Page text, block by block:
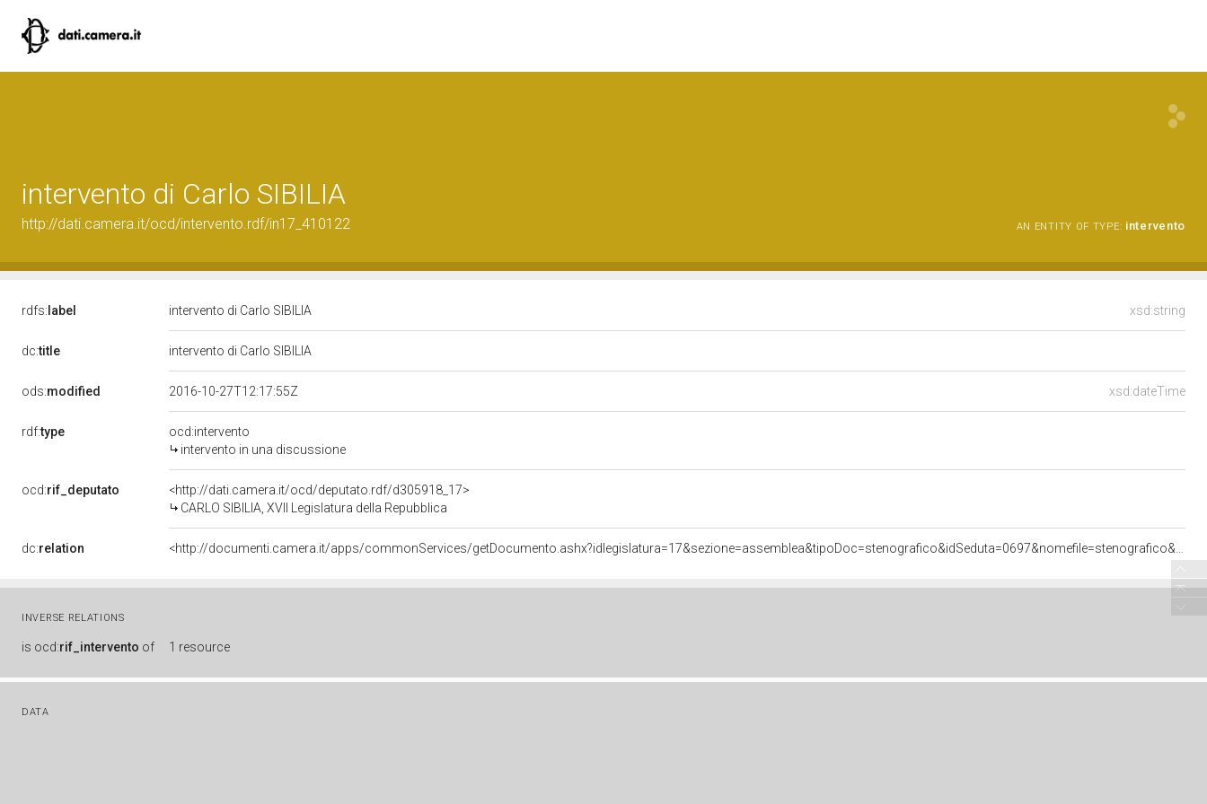
intervento di Carlo SIBILIA
http://dati.camera.it/ocd/intervento.rdf/in17_410122 AN ENTITY OF TYPE: intervento
rdfs: label xsd:string
intervento di Carlo SIBILIA
dc:title intervento di Carlo SIBILIA
ods:modified xsd:dateTime
2016-10-27T12:17:55Z
rdf:type
ocd:intervento
intervento in una discussione
ocd:rif_deputato
<http://dati.camera.it/ocd/deputato.rdf/d305918_17>
CARLO SIBILIA, XVII Legislatura della Repubblica
dc:relation
INVERSE RELATIONS
is ocd:rif_intervento of 1 resource
DATA